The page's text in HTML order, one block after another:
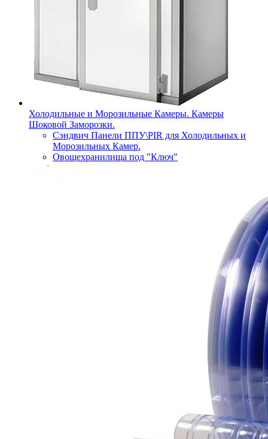
Холодильные и Морозильные Камеры. Камеры
Шоковой Заморозки.
Сэндвич Панели ППУ\PIR для Холодильных и
Морозильных Камер.
Овощехранилища под "Ключ"